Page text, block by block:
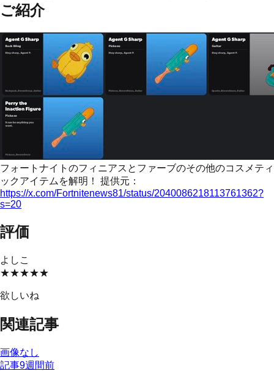
ご紹介
フォートナイトのフィニアスとファーブのその他のコスメティ
ックアイテムを解明！ 提供元：
https://x.com/Fortnitenews81/status/2040086218113761362?
s=20
評価
よしこ
★★★★★
欲しいね
関連記事
画像なし
記事9週間前